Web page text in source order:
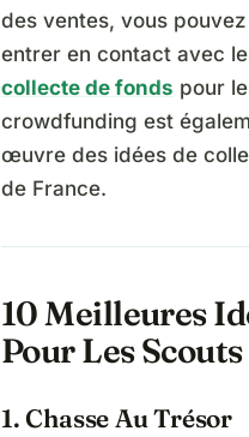
des ventes, vous
entrer en contact avec
collecte de fonds pour
crowdfunding est
œuvre des idées de
de France.
10 Meilleures
Pour Les Scouts
1. Chasse Au Trésor